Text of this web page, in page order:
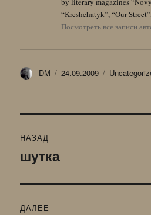
“Kreshchatyk”, “Our
Посмотреть все записи
Автор
DM Опубликовано
24.09.2009 Рубрики
по
НАЗАД
Предыдущая
шутка
ДАЛЕЕ